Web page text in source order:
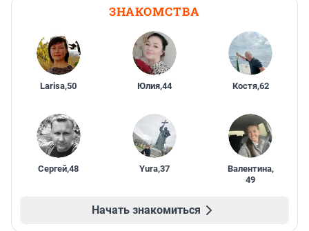
ЗНАКОМСТВА
Larisa,50 Юлия,44 Костя,62
Сергей,48 Yura,37 Валентина,
49
Начать знакомиться